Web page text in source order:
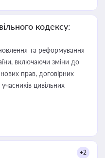
кодексу:
та реформування
включаючи зміни до
прав, договірних
цивільних
+2